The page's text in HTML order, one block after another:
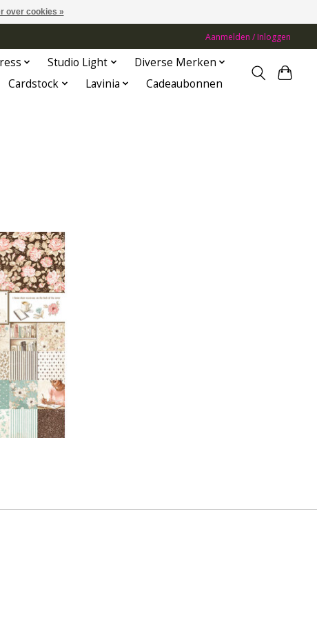
Aanmelden / Inloggen
Studio Light
Diverse Merken
Cardstock Lavinia Cadeaubonnen
over cookies »